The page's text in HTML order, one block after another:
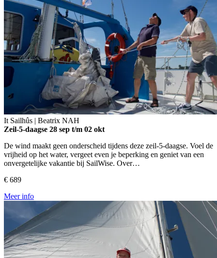
It Sailhûs | Beatrix NAH
Zeil-5-daagse 28 sep t/m 02 okt
De wind maakt geen onderscheid tijdens deze zeil-5-daagse. Voel de
vrijheid op het water, vergeet even je beperking en geniet van een
onvergetelijke vakantie bij SailWise. Over…
€ 689
Meer info